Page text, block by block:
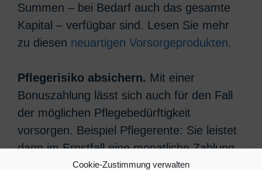
Cookie-Zustimmung verwalten
Summen – bei Bedarf auch das gesamte
Kapital – verfügbar sind. Lesen Sie mehr
zu diesen neuartigen Vorsorgeprodukten.
Pflegerisiko absichern. Mit einer
Bonuszahlung lässt sich auch für den Fall
der möglichen Pflegebedürftigkeit
vorsorgen. Beispiel Pflegerente: Sie leistet
dann im Ernstfall eine monatliche Zahlung
in einer im Vorfeld individuell festlegbaren